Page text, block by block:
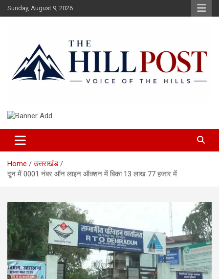
Skip
to
Sunday, August 9, 2026
The Hillpost
Home
उत्तराखंड
दून में 0001 नंबर ऑन लाइन ऑक्शन में बिका 13 लाख 77 हजार में